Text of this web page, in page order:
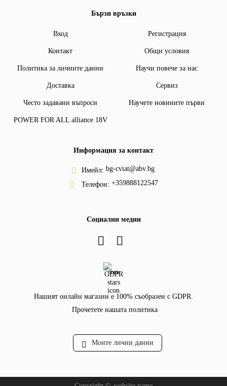
Бързи връзки
Вход Регистрация
Контакт Общи условия
Политика за личните данни Научи повече за нас
Доставка Сервиз
Често задавани въпроси Научете новините първи
POWER FOR ALL alliance 18V
Информация за контакт
Имейл: bg-cviat@abv.bg
Телефон: +359888122547
Социални медии
GDPR
Нашият онлайн магазин е 100% съобразен с GDPR.
Прочетете нашата политика
Моите лични данни